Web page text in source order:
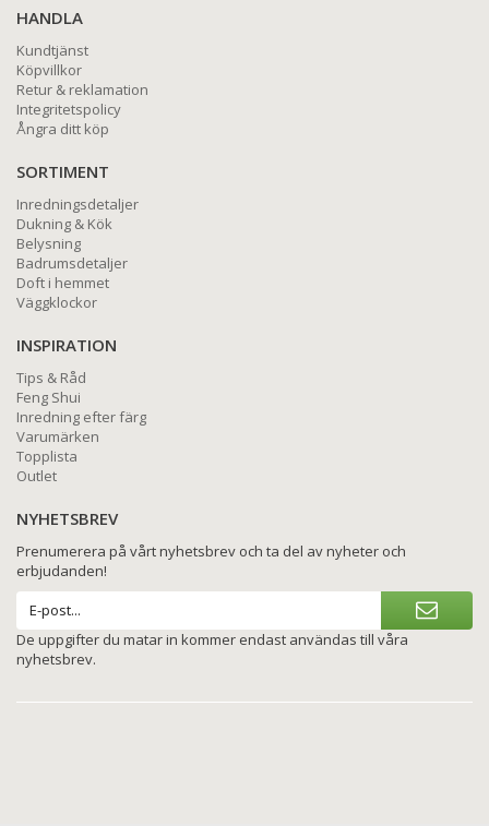
HANDLA
Kundtjänst
Köpvillkor
Retur & reklamation
Integritetspolicy
Ångra ditt köp
SORTIMENT
Inredningsdetaljer
Dukning & Kök
Belysning
Badrumsdetaljer
Doft i hemmet
Väggklockor
INSPIRATION
Tips & Råd
Feng Shui
Inredning efter färg
Varumärken
Topplista
Outlet
NYHETSBREV
Prenumerera på vårt nyhetsbrev och ta del av nyheter och
erbjudanden!
De uppgifter du matar in kommer endast användas till våra
nyhetsbrev.